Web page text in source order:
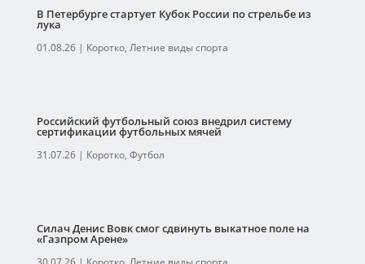
В Петербурге стартует Кубок России по стрельбе из
лука
01.08.26| Коротко, Летние виды спорта
Российский футбольный союз внедрил систему
сертификации футбольных мячей
31.07.26| Коротко, Футбол
Силач Денис Вовк смог сдвинуть выкатное поле на
«Газпром Арене»